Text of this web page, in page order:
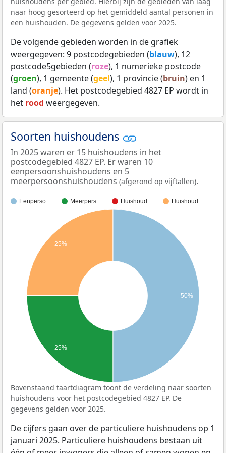
naar hoog gesorteerd op het gemiddeld aantal personen in
een huishouden. De gegevens gelden voor 2025.
De volgende gebieden worden in de grafiek
weergegeven: 9 postcodegebieden (blauw), 12
postcode5gebieden (roze), 1 numerieke postcode
(groen), 1 gemeente (geel), 1 provincie (bruin) en 1
land (oranje). Het postcodegebied 4827 EP wordt in
het rood weergegeven.
Soorten huishoudens
In 2025 waren er 15 huishoudens in het
postcodegebied 4827 EP. Er waren 10
eenpersoonshuishoudens en 5
meerpersoonshuishoudens (afgerond op vijftallen).
Eenperso… Meerpers… Huishoud… Huishoud…
25%
25%
50%
Bovenstaand taartdiagram toont de verdeling naar soorten
huishoudens voor het postcodegebied 4827 EP. De
gegevens gelden voor 2025.
De cijfers gaan over de particuliere huishoudens op 1
januari 2025. Particuliere huishoudens bestaan uit